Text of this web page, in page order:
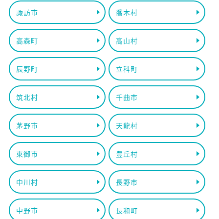
諏訪市 喬木村
高森町 高山村
辰野町 立科町
筑北村 千曲市
茅野市 天龍村
東御市 豊丘村
中川村 長野市
中野市 長和町